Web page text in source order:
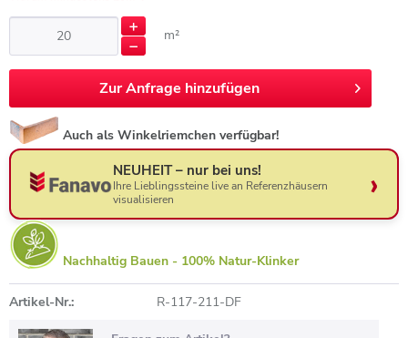
m²
ZurAnfrage hinzufügen
Auch als Winkelriemchen verfügbar!
NEUHEIT – nur bei uns!
Ihre Lieblingssteine live an Referenzhäusern
visualisieren
Nachhaltig Bauen - 100% Natur-Klinker
Artikel-Nr.: R-117-211-DF